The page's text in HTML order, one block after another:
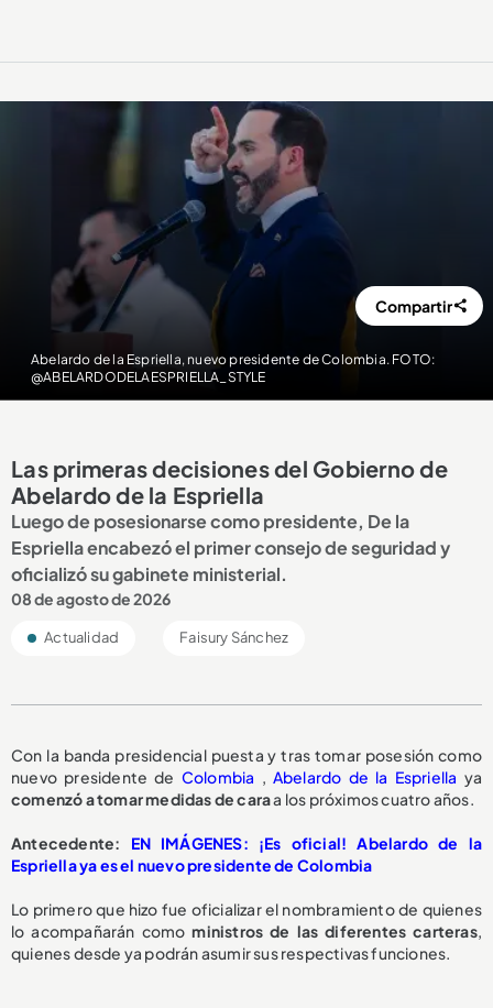
Abelardo de la Espriella, nuevo presidente de Colombia. FOTO:
@ABELARDODELAESPRIELLA_STYLE
Compartir
Las primeras decisiones del Gobierno de
Abelardo de la Espriella
Luego de posesionarse como presidente, De la
Espriella encabezó el primer consejo de seguridad y
oficializó su gabinete ministerial.
08 de agosto de 2026
Actualidad Faisury Sánchez
Con la banda presidencial puesta y tras tomar posesión como
nuevo presidente de Colombia , Abelardo de la Espriella ya
comenzó a tomar medidas de caraa los próximos cuatro años.
Antecedente: EN IMÁGENES: ¡Es oficial! Abelardo de la
Espriella ya es el nuevo presidente de Colombia
Lo primero que hizo fue oficializar el nombramiento de quienes
lo acompañarán comoministros de las diferentes carteras,
quienes desde ya podrán asumir sus respectivas funciones.